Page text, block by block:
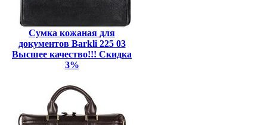
Сумка кожаная для
документов Barkli 225 03
Высшее качество!!! Скидка
3%